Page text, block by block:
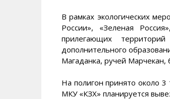
В рамках экологических
России», «Зеленая
прилегающих
дополнительного
Магаданка, ручей Марчекан,
На полигон принято около
МКУ «КЗХ» планируется